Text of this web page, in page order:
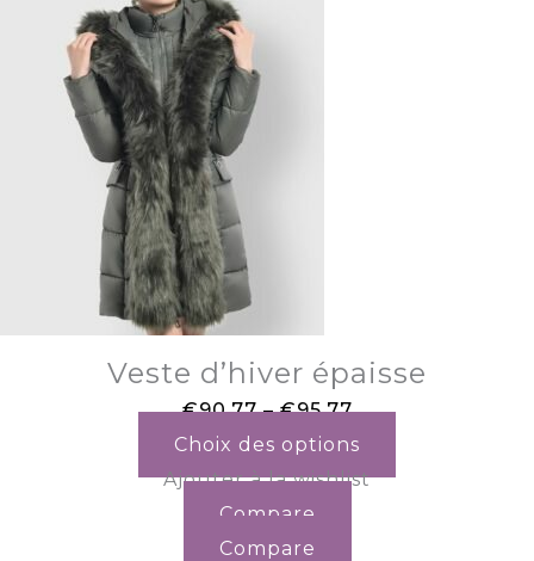
Veste d’hiver épaisse
€90.77–€95.77
Choix des options
Ajouter à la wishlist
Compare
Compare